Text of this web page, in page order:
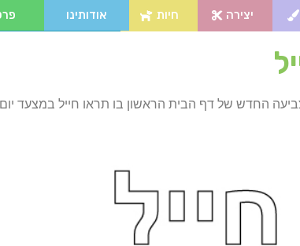
יצירה חיות אודותינו
החדש של דף הבית הראשון בו תראו חייל במצעד